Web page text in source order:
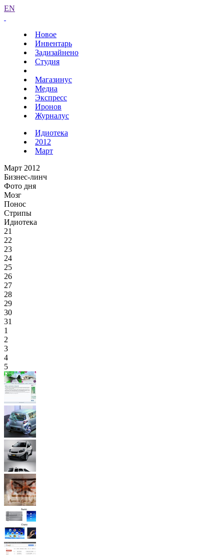
EN
Новое
Инвентарь
Задизайнено
Студия
Магазинус
Медиа
Экспресс
Иронов
Журналус
Идиотека
2012
Март
Март 2012
Бизнес-линч
Фото дня
Мозг
Понос
Стрипы
Идиотека
21
22
23
24
25
26
27
28
29
30
31
1
2
3
4
5